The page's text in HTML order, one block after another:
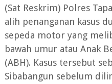
(Sat Reskrim) Polres
alih penanganan kasus
sepeda motor yang
bawah umur atau Anak
(ABH). Kasus tersebut
Sibabangun sebelum